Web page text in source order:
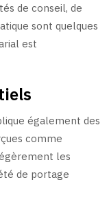
de conseil, de
sont quelques
est
également des
comme
les
de portage